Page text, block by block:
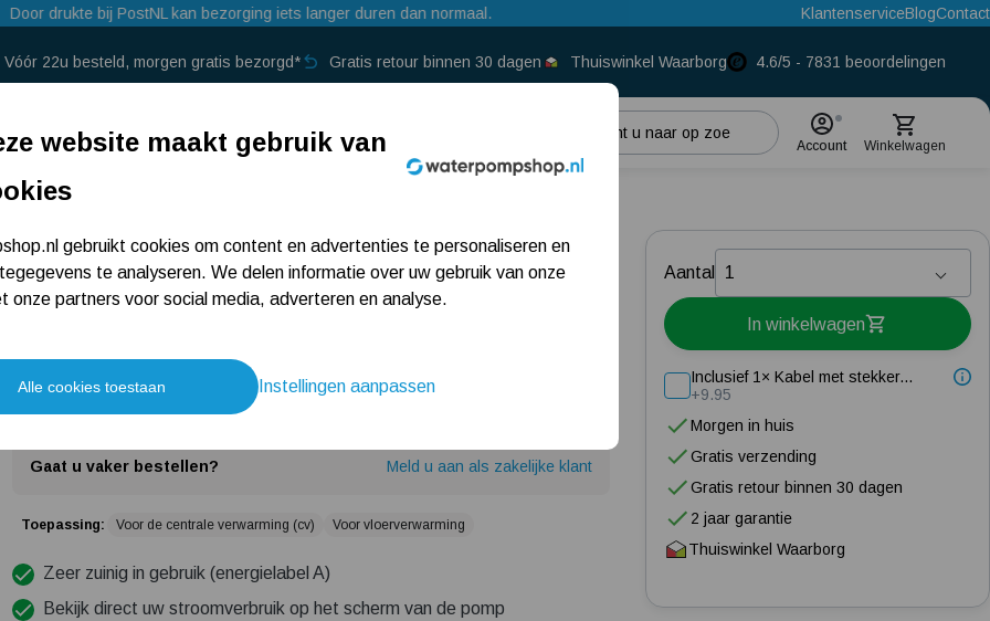
Door drukte bij PostNL kan bezorging iets langer duren dan normaal. KlantenserviceBlogContact
Vóór 22u besteld, morgen gratis bezorgd* Gratis retour binnen 30 dagen Thuiswinkel Waarborg 4.6/5 - 7831 beoordelingen
→
Beregeningspomp
Meest gelezen blogs
Tuin besproeien? Lees hier welke tuinpomp u nodig heeft
Installatie van een beregenings- / hydrofoorpomp
Kelder / kruipruimte ondergelopen, wat nu?
Account Winkelwagen
Grundfos Alpha1 GO 25-
259,-
Gaat u vaker bestellen? Meld u aan als zakelijke klant
Toepassing: Voor de centrale verwarming (cv) Voor vloerverwarming
Zeer zuinig in gebruik (energielabel A)
Bekijk direct uw stroomverbruik op het scherm van de pomp
Aantal
In winkelwagen
Inclusief 1× Kabel met stekker...
+9.95
Morgen in huis
Gratis verzending
Gratis retour binnen 30 dagen
2 jaar garantie
Thuiswinkel Waarborg
website maakt gebruik van
gebruikt cookies om content en advertenties te personaliseren en
te analyseren. We delen informatie over uw gebruik van onze
onze partners voor social media, adverteren en analyse.
Alle cookies toestaan Instellingen aanpassen